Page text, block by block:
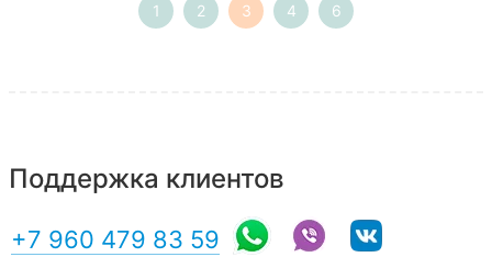
1 2 3 4 6
Поддержка клиентов
+7 960 479 83 59